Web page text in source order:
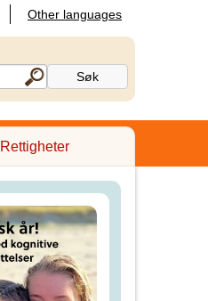
Other languages
Rettigheter